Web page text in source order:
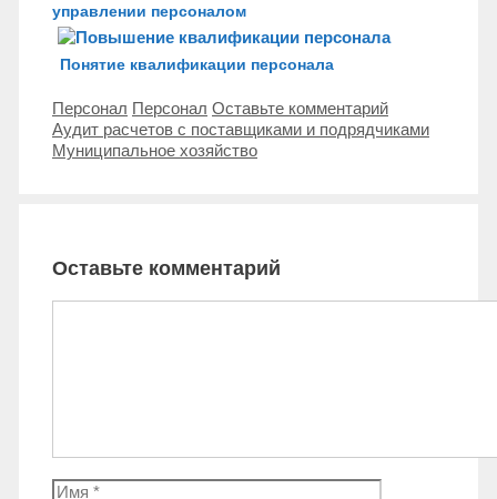
управлении персоналом
Понятие квалификации персонала
Рубрики
Персонал Метки
Персонал Оставьте комментарий
Навигация
записи
Аудит расчетов с поставщиками и подрядчиками
Муниципальное хозяйство
Оставьте комментарий
Имя